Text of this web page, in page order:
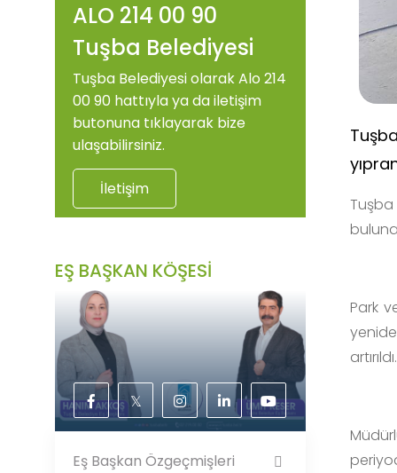
ALO 214 00 90
Tuşba Belediyesi
Tuşba Belediyesi olarak Alo 214
00 90 hattıyla ya da iletişim
butonuna tıklayarak bize
ulaşabilirsiniz.
İletişim
EŞ BAŞKAN KÖŞESİ
𝕏
Eş Başkan Özgeçmişleri
Park
artırıldı.